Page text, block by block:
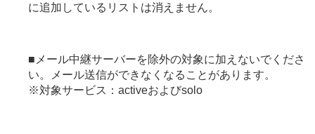
に追加しているリストは消えません。
■メール中継サーバーを除外の対象に加えないでくださ
い。メール送信ができなくなることがあります。
※対象サービス：activeおよびsolo